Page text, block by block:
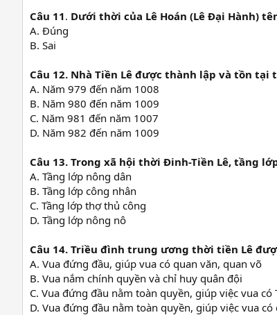
Câu 11. Dưới thời của Lê Hoán (Lê Đại Hành)
A. Đúng
B. Sai
Câu 12. Nhà Tiền Lê được thành lập và tồn
A. Năm 979 đến năm 1008
B. Năm 980 đến năm 1009
C. Năm 981 đến năm 1007
D. Năm 982 đến năm 1009
Câu 13. Trong xã hội thời Đinh-Tiền Lê, tầng
A. Tầng lớp nông dân
B. Tầng lớp công nhân
C. Tầng lớp thợ thủ công
D. Tầng lớp nông nô
Câu 14. Triều đình trung ương thời tiền Lê
A. Vua đứng đầu, giúp vua có quan văn, quan võ
B. Vua nắm chính quyền và chỉ huy quân đội
C. Vua đứng đầu nằm toàn quyền, giúp việc vua có
D. Vua đứng đầu nằm toàn quyền, giúp việc vua có